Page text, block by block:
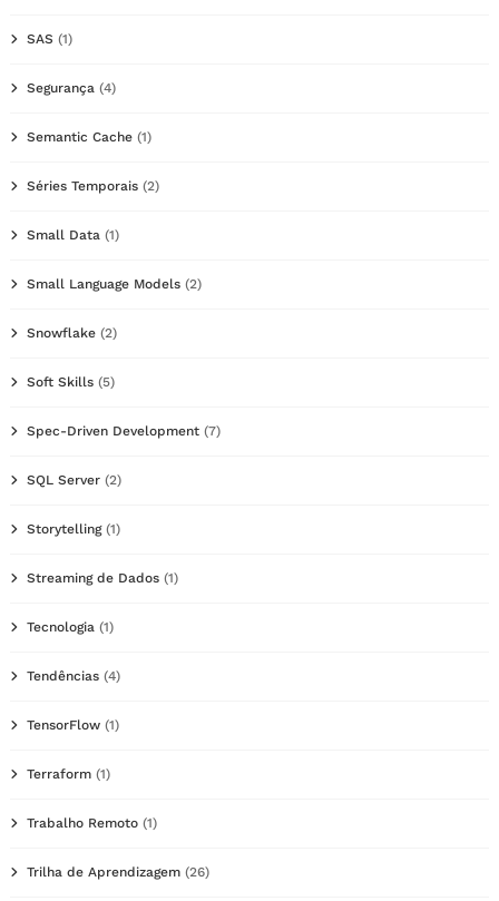
SAS (1)
Segurança (4)
Semantic Cache (1)
Séries Temporais (2)
Small Data (1)
Small Language Models (2)
Snowflake (2)
Soft Skills (5)
Spec-Driven Development (7)
SQL Server (2)
Storytelling(1)
Streaming de Dados (1)
Tecnologia (1)
Tendências (4)
TensorFlow (1)
Terraform (1)
Trabalho Remoto (1)
Trilha de Aprendizagem (26)